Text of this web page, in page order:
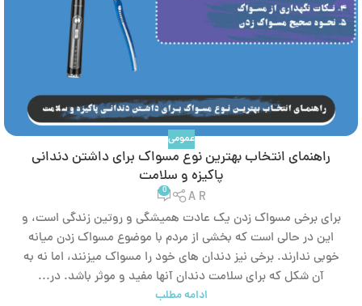
عمومی
راهنمای انتخاب بهترین نوع مسواک برای داشتن دندانی
پاکیزه و سلامت
A R
0
برای برخی مسواک زدن یک عادت همیشگی و روتین زندگی است، و
این در حالی است که بخشی از مردم با موضوع مسواک زدن میانه
خوبی ندارند. برخی نیز دندان های خود را مسواک میزنند، اما نه به
آن شکل که برای سلامت دندان آنها مفید و موثر باشد. در...
ادامه مطلب